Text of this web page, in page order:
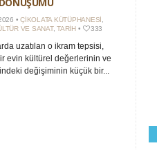
• ÇIKOLATA KÜTÜPHANESI
VE SANAT, TARIH• 333
uzatılan o ikram tepsisi,
evin kültürel değerlerinin ve
değişiminin küçük bir...